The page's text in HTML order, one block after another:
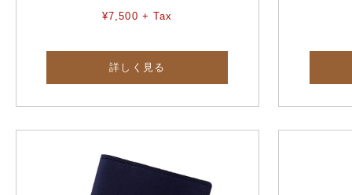
¥7,500 + Tax
詳しく見る